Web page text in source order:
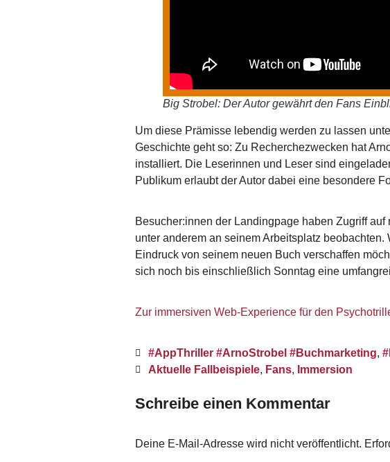
Big Strobel: Der Autor gewährt den Fans
Um diese Prämisse lebendig werden zu lassen
Geschichte geht so: Zu Recherchezwecken hat
installiert. Die Leserinnen und Leser sind
Publikum erlaubt der Autor dabei eine besondere
Besucher:innen der Landingpage haben Zugriff auf
unter anderem an seinem Arbeitsplatz
Eindruck von seinem neuen Buch verschaffen
sich noch bis einschließlich Sonntag eine
Zur immersiven Web-Experience für den
#AppThriller #ArnoStrobel #Buchmarketing,
Aktuelle Fallbeispiele, Fans, Immersion
Schreibe einen Kommentar
Deine E-Mail-Adresse wird nicht veröffentlicht.